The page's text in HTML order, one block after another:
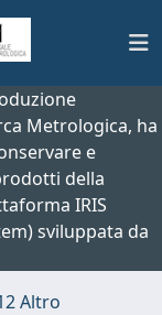
Metrologica, ha
e
della
IRIS
sviluppata da
Altro